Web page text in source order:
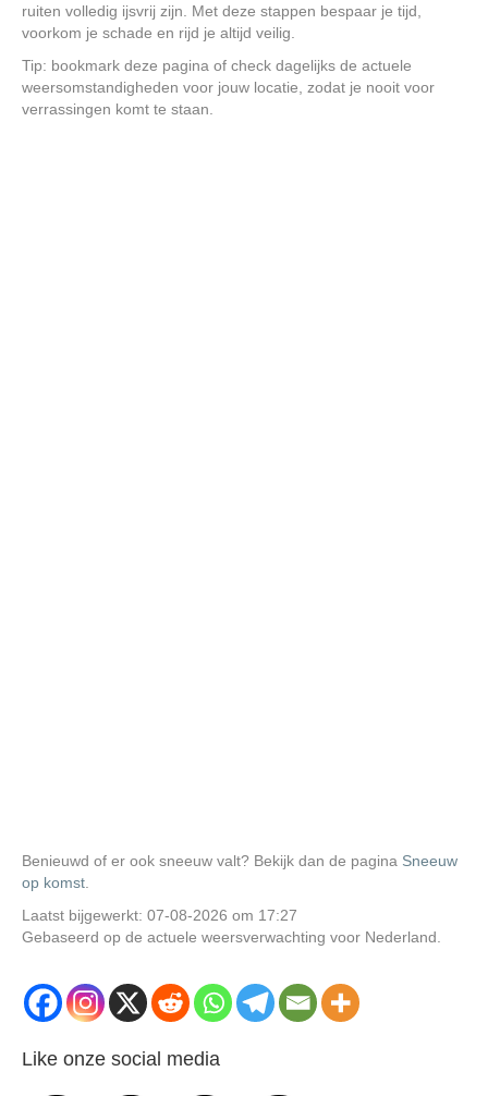
ruiten volledig ijsvrij zijn. Met deze stappen bespaar je tijd,
voorkom je schade en rijd je altijd veilig.
Tip: bookmark deze pagina of check dagelijks de actuele
weersomstandigheden voor jouw locatie, zodat je nooit voor
verrassingen komt te staan.
Benieuwd of er ook sneeuw valt? Bekijk dan de pagina Sneeuw
op komst
Laatst bijgewerkt: 07-08-2026 om 17:27
Gebaseerd op de actuele weersverwachting voor Nederland.
Like onze social media